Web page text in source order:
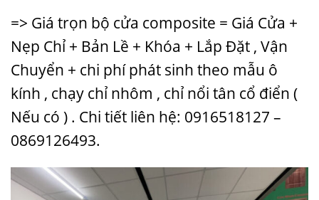
=> Giá trọn bộ cửa composite = Giá Cửa +
Nẹp Chỉ + Bản Lề + Khóa + Lắp Đặt , Vận
Chuyển + chi phí phát sinh theo mẫu ô
kính , chạy chỉ nhôm , chỉ nổi tân cổ điển (
Nếu có ) . Chi tiết liên hệ: 0916518127 –
0869126493.